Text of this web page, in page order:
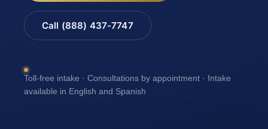
Call (888) 437-7747
Toll-free intake · Consultations by appointment · Intake
available in English and Spanish